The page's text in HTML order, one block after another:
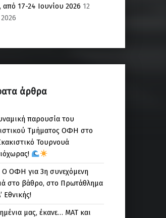
από 17-24 Ιουνίου 2026 12
άρθρα
παρουσία του
Τμήματος ΟΦΗ στο
Τουρνουά
Ο ΟΦΗ για 3η συνεχόμενη
στο βάθρο, στο Πρωτάθλημα
Εθνικής!
μας, έκανε… ΜΑΤ και